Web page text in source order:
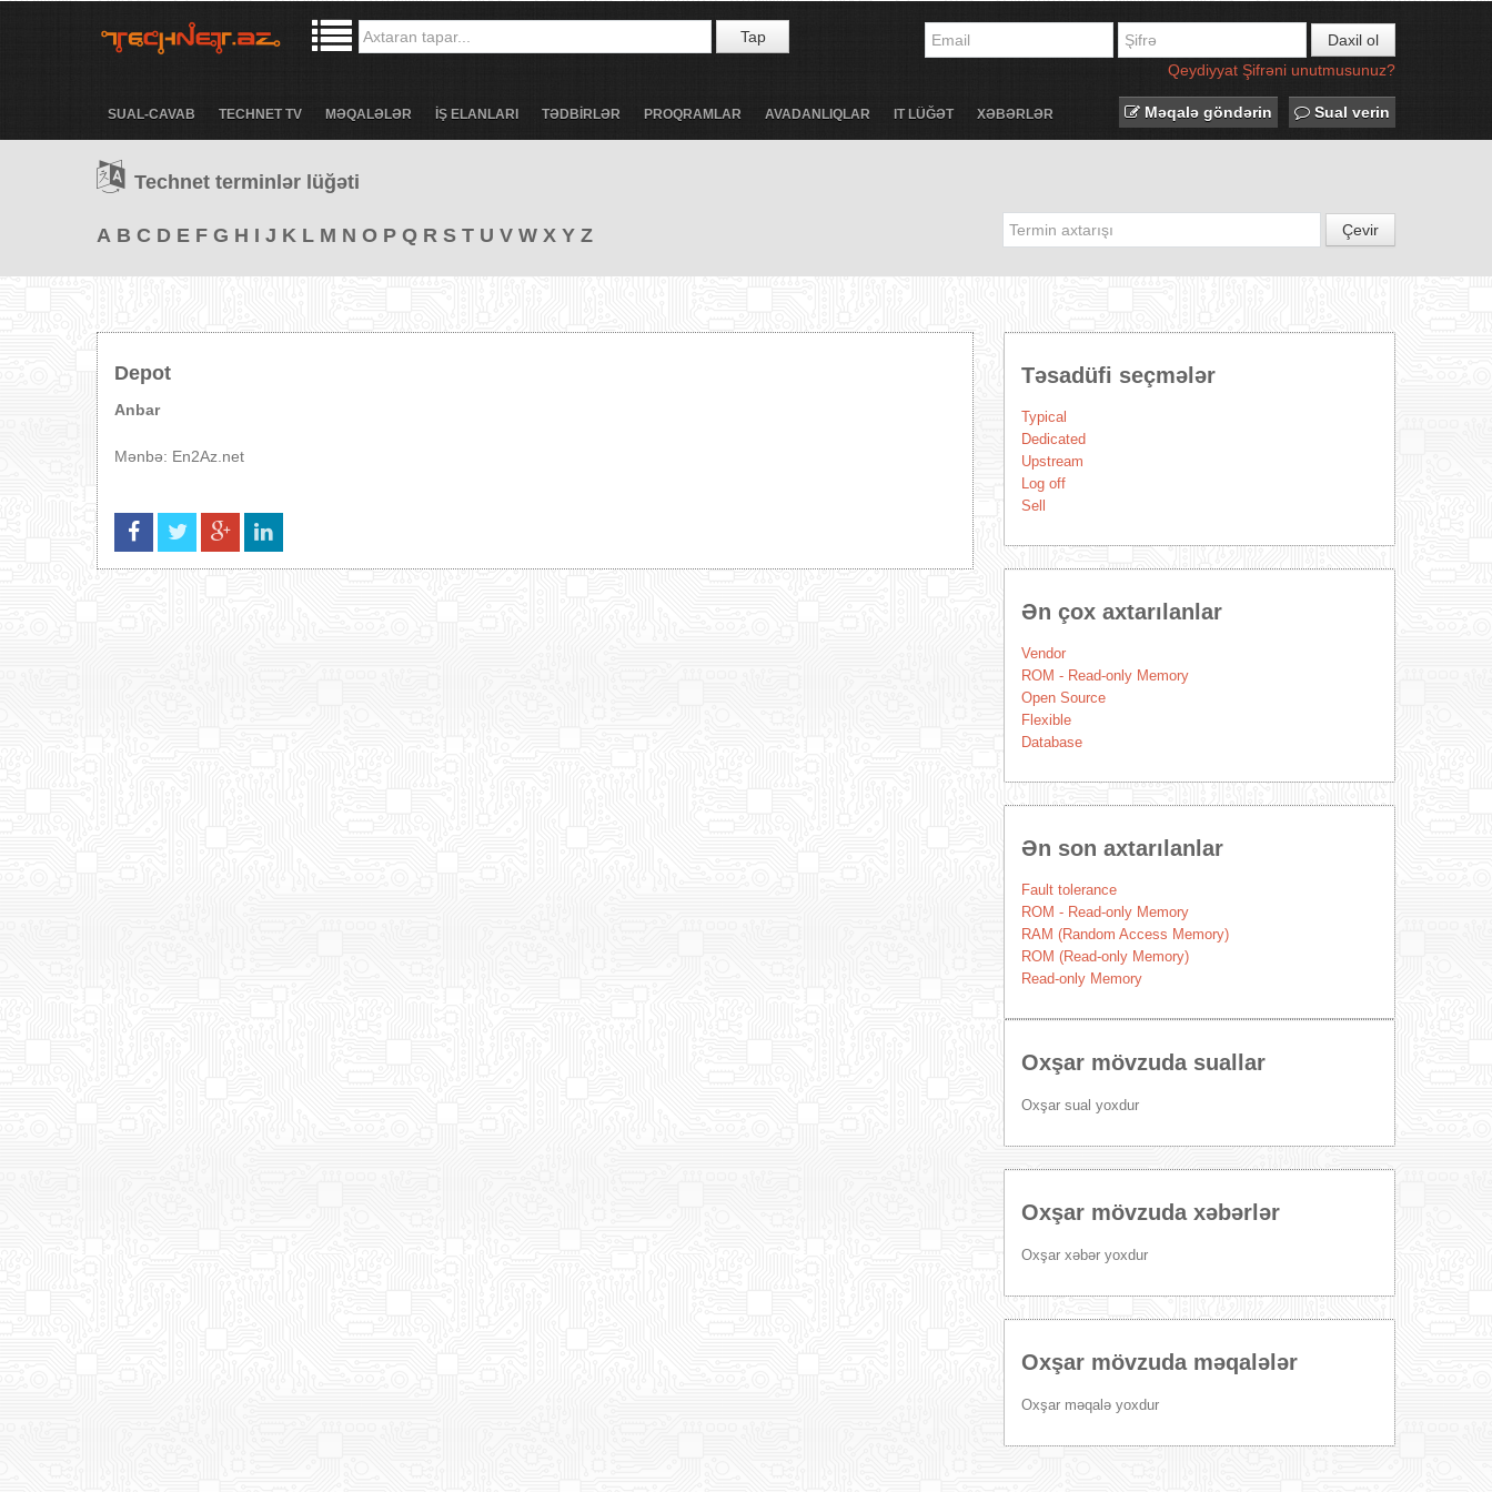
Tap
Daxil ol
Qeydiyyat Şifrəni unutmusunuz?
SUAL-CAVAB TECHNET TV MƏQALƏLƏR İŞ ELANLARI TƏDBİRLƏR PROQRAMLAR AVADANLIQLAR IT LÜĞƏT XƏBƏRLƏR Məqalə göndərin Sual verin
Technet terminlər lüğəti
A B C D E F G H I J K L M N O P Q R S T U V W X Y Z Çevir
Depot
Anbar
Mənbə: En2Az.net
Təsadüfi seçmələr
Typical
Dedicated
Upstream
Log off
Sell
Ən çox axtarılanlar
Vendor
ROM - Read-only Memory
Open Source
Flexible
Database
Ən son axtarılanlar
Fault tolerance
ROM - Read-only Memory
RAM (Random Access Memory)
ROM (Read-only Memory)
Read-only Memory
Oxşar mövzuda suallar
Oxşar sual yoxdur
Oxşar mövzuda xəbərlər
Oxşar xəbər yoxdur
Oxşar mövzuda məqalələr
Oxşar məqalə yoxdur